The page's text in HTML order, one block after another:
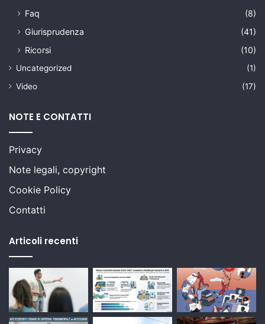
Faq
(8)
Giurisprudenza
(41)
Ricorsi
(10)
Uncategorized
(1)
Video
(17)
NOTE E CONTATTI
Privacy
Note legali, copyright
Cookie Policy
Contatti
Articoli recenti